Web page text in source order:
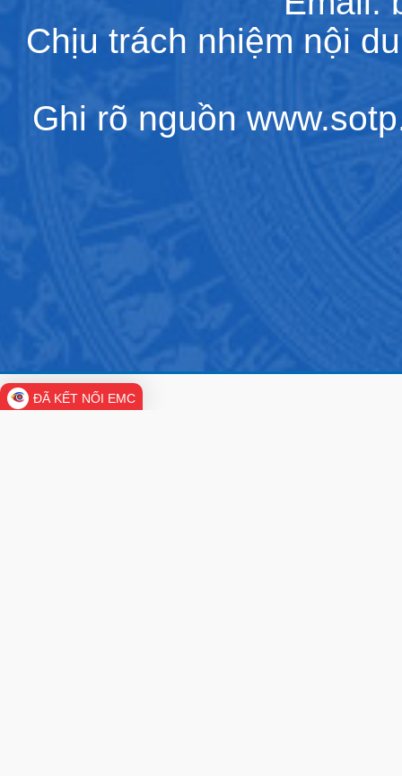
Chịu trách nhiệm nội
Ghi rõ nguồn
ĐÃ KẾT NỐI EMC